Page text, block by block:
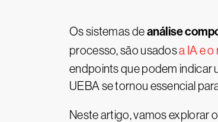
Os sistemas deanálise
processo, são usadosa IA e
endpoints que podem indicar
UEBA se tornou essencial
Neste artigo, vamos explorar